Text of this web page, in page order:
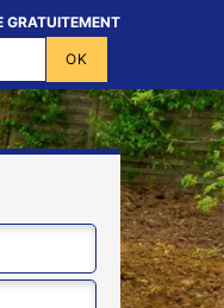
GRATUITEMENT